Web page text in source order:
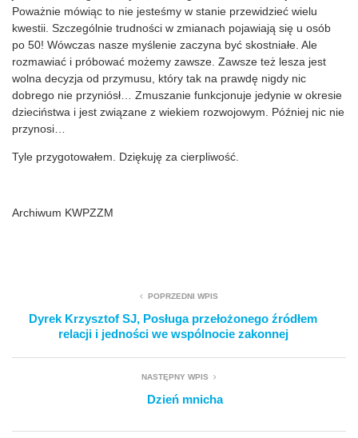
Poważnie mówiąc to nie jesteśmy w stanie przewidzieć wielu
kwestii. Szczególnie trudności w zmianach pojawiają się u osób
po 50! Wówczas nasze myślenie zaczyna być skostniałe. Ale
rozmawiać i próbować możemy zawsze. Zawsze też lesza jest
wolna decyzja od przymusu, który tak na prawdę nigdy nic
dobrego nie przyniósł… Zmuszanie funkcjonuje jedynie w okresie
dzieciństwa i jest związane z wiekiem rozwojowym. Później nic nie
przynosi…
Tyle przygotowałem. Dziękuję za cierpliwość.
Archiwum KWPZZM
POPRZEDNI WPIS
Dyrek Krzysztof SJ, Posługa przełożonego źródłem
relacji i jedności we wspólnocie zakonnej
NASTĘPNY WPIS
Dzień mnicha